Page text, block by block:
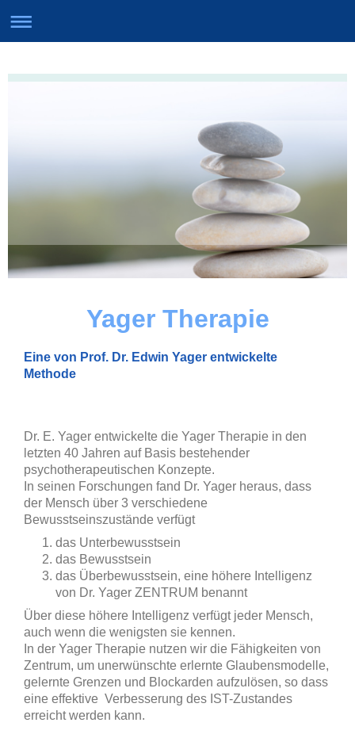
Yager Therapie
Eine von Prof. Dr. Edwin Yager entwickelte
Methode
Dr. E. Yager entwickelte die Yager Therapie in den
letzten 40 Jahren auf Basis bestehender
psychotherapeutischen Konzepte.
In seinen Forschungen fand Dr. Yager heraus, dass
der Mensch über 3 verschiedene
Bewusstseinszustände verfügt
das Unterbewusstsein
das Bewusstsein
das Überbewusstsein, eine höhere Intelligenz
von Dr. Yager ZENTRUM benannt
Über diese höhere Intelligenz verfügt jeder Mensch,
auch wenn die wenigsten sie kennen.
In der Yager Therapie nutzen wir die Fähigkeiten von
Zentrum, um unerwünschte erlernte Glaubensmodelle,
gelernte Grenzen und Blockarden aufzulösen, so dass
eine effektive Verbesserung des IST-Zustandes
erreicht werden kann.